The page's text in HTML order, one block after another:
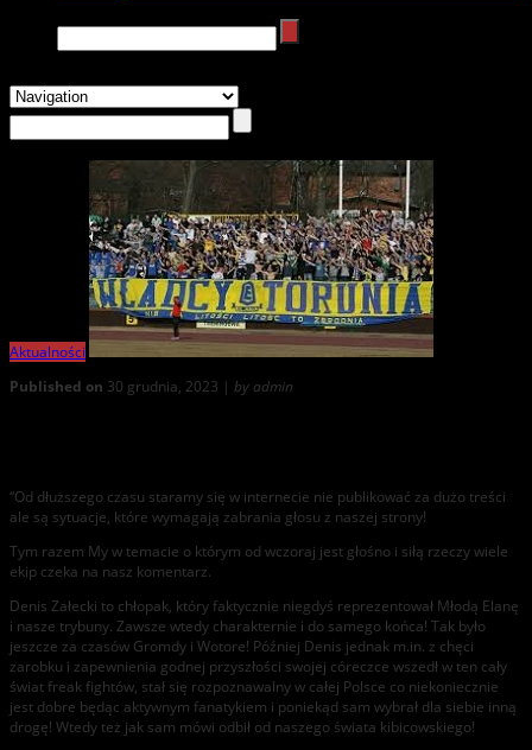
Aktualności
Published on 30 grudnia, 2023 | by admin
“Od dłuższego czasu staramy się w internecie nie publikować za dużo treści
ale są sytuacje, które wymagają zabrania głosu z naszej strony!
Tym razem My w temacie o którym od wczoraj jest głośno i siłą rzeczy wiele
ekip czeka na nasz komentarz.
Denis Załecki to chłopak, który faktycznie niegdyś reprezentował Młodą Elanę
i nasze trybuny. Zawsze wtedy charakternie i do samego końca! Tak było
jeszcze za czasów Gromdy i Wotore! Później Denis jednak m.in. z chęci
zarobku i zapewnienia godnej przyszłości swojej córeczce wszedł w ten cały
świat freak fightów, stał się rozpoznawalny w całej Polsce co niekoniecznie
jest dobre będąc aktywnym fanatykiem i poniekąd sam wybrał dla siebie inną
drogę! Wtedy też jak sam mówi odbił od naszego świata kibicowskiego!